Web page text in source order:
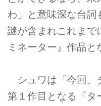
わ」と意味深な台詞
謎が含まれこれまで
ミネーター』作品と
シュワは「今回、
第１作目となる『タ